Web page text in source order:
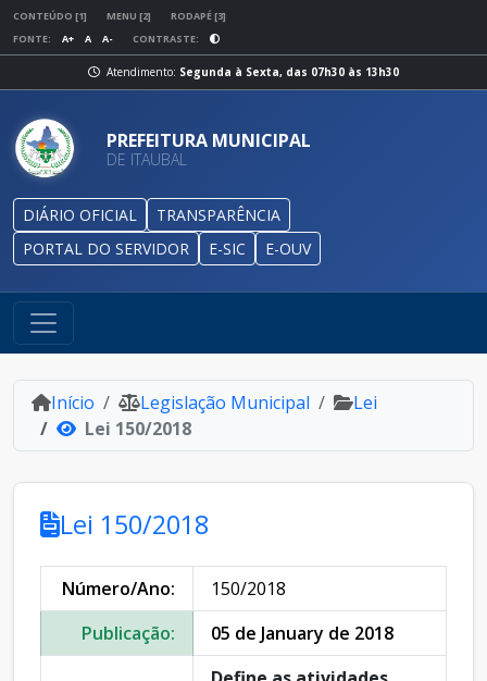
CONTEÚDO [1] MENU [2]
RODAPÉ [3]
FONTE:
A+ A A- CONTRASTE:
Atendimento: Segunda à Sexta, das 07h30 às 13h30
PREFEITURA MUNICIPAL
DE ITAUBAL
DIÁRIO OFICIAL
TRANSPARÊNCIA
PORTAL DO SERVIDOR
E-SIC E-OUV
Início Legislação Municipal
Lei
Lei 150/2018
Lei 150/2018
Número/Ano:
150/2018
Publicação:
05 de January de 2018